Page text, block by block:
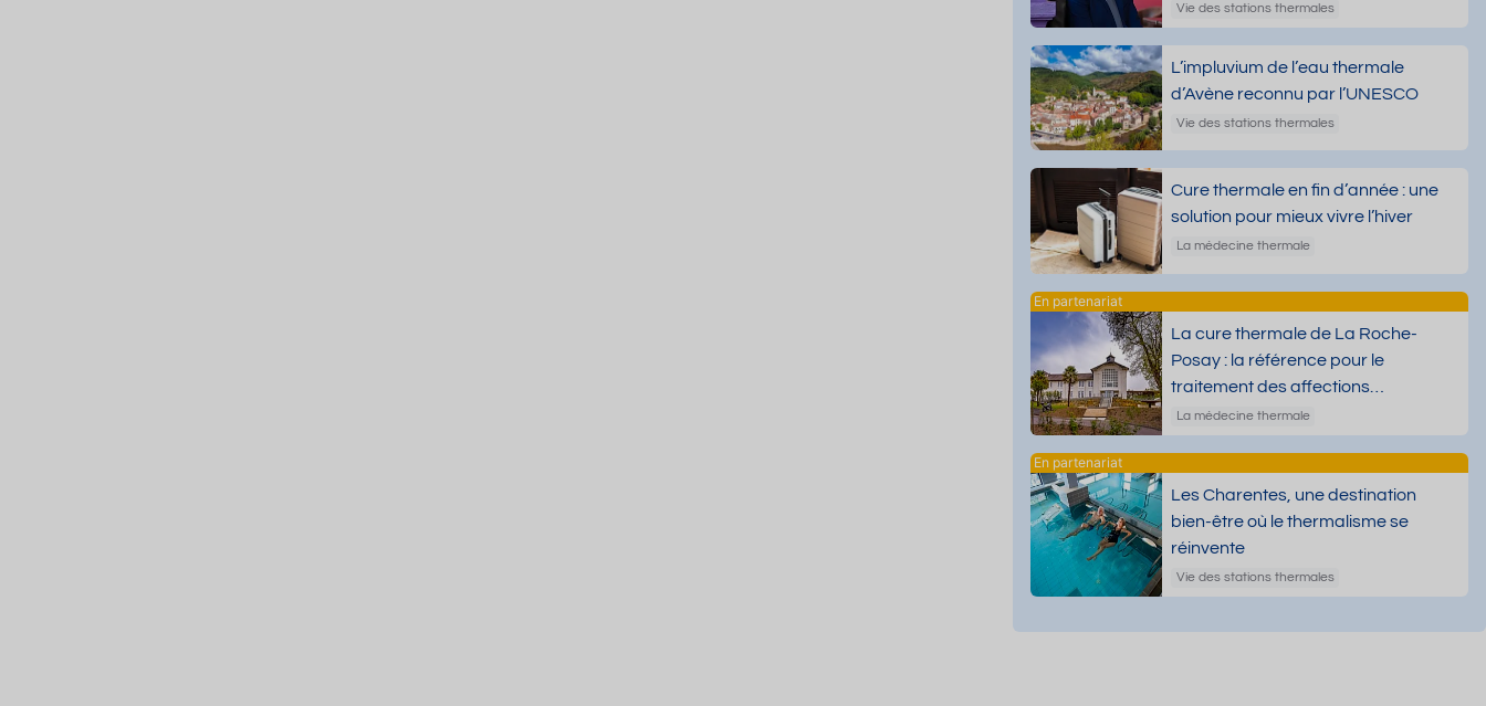
Vie des stations thermales
L’impluvium de l’eau thermale
d’Avène reconnu par l’UNESCO
Vie des stations thermales
Cure thermale en fin d’année : une
solution pour mieux vivre l’hiver
La médecine thermale
La cure thermale de La Roche-
Posay : la référence pour le
traitement des affections
dermatologiques
La médecine thermale
Les Charentes, une destination
bien-être où le thermalisme se
réinvente
Vie des stations thermales